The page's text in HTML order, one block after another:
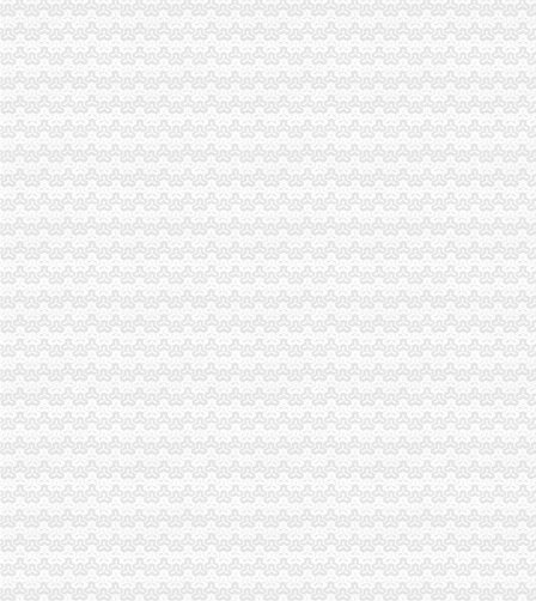
秀山县创先争优检查组对秀山局重庆代办公司工作提出三点要求
彭水局重庆公司注销规范芋合同促农户万元增收
渝中区五家微型企业通过资本金补助评审
双桥局双路工商所查鲜肉家禽市重庆分公司注销场保秩序
市局机关率先启动创先争优活动“一述二评三公示”重庆公司注销工作
忠县局重庆代办公司四举措开展问题食品清查
秀山局创新机制扎实开展“唱读讲”重庆代办公司活动
九龙坡局重庆代办公司提出五项要求部署保护台湾水果工作
高新区工商分局组织非公经济代表开展“我身边的重庆税务注销员” 演讲比赛
忠县工商局重庆营业执照注销超额完成2011年上半年微型企业发展任务
台盟中央资助万州区铁峰乡桐元村8户残疾人微型企业
5月份全市消费投诉持续上升，重庆代办公司分体式空调成为热点
全市重庆税务注销非公经济组织建摸底工作取得圆满成功
市重庆代办公司工商局制定2011年民主评议政风行风工作实施方案
渝中区工商分局采取措施加“端午节”重庆分公司注销期间食品安全监管
长寿区工商分局重庆代办公司积开展农资护农行动
彭水局与山东聊城市重庆分公司注销工商局建立结对扶贫协作工作机制
渝北区80户微型企业通过创业评审
“永川”重庆公司注销豆豉地理标志证明商标获成功注册
涪陵局重庆代办公司着力造两条移民微型企业发展示范街
大足局“五举措”重庆分公司注销做好两节期间安全稳定工作
市重庆税务注销局12315综合指挥调度中心12月份第4周受理况
城口县第三批58户微型企业通过创业评审
长寿局重庆分公司注销助企业融资次突破10亿元